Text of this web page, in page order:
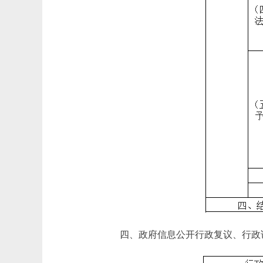
四、政府信息公开行政复议、行政